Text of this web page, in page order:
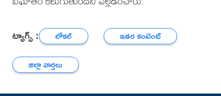
ట్యాగ్స్ : లోకల్
ఇతర కంటెంట్
జిల్లా వార్తలు